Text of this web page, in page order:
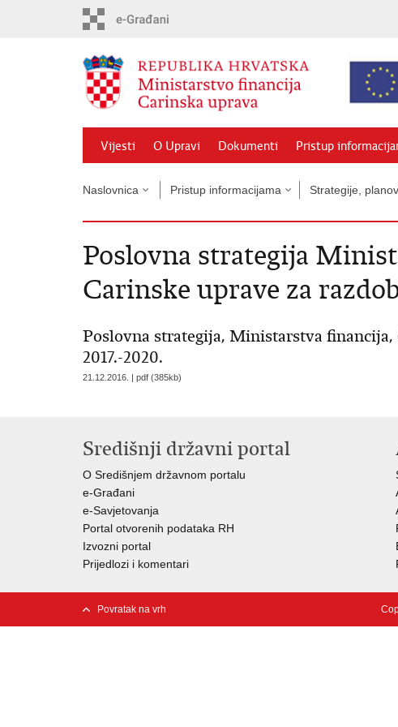
Vijesti O Upravi Dokumenti Pristup
Naslovnica Pristup informacijama Strategije,
Poslovna strategija
Carinske uprave za
Poslovna strategija, Ministarstva
2017.-2020.
21.12.2016. | pdf (385kb)
Središnji državni portal
O Središnjem državnom portalu
e-Građani
e-Savjetovanja
Portal otvorenih podataka RH
Izvozni portal
Prijedlozi i komentari
Povratak na vrh